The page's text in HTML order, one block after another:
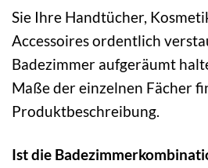
Sie Ihre Handtücher,
Accessoires ordentlich
Badezimmer aufgeräumt
Maße der einzelnen Fächer
Produktbeschreibung.
Ist die